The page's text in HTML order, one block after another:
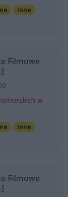
Inne
Filmowe
w
Inne
Filmowe